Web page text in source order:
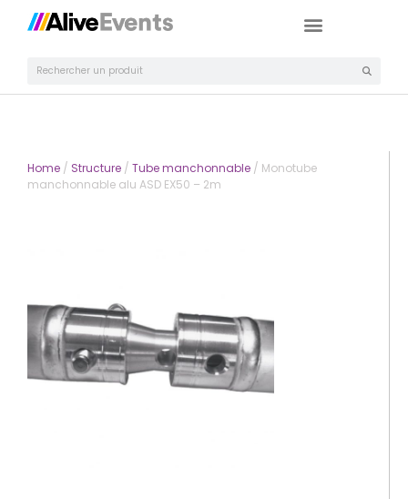
Home / Structure / Tube manchonnable / Monotube
manchonnable alu ASD EX50 – 2m